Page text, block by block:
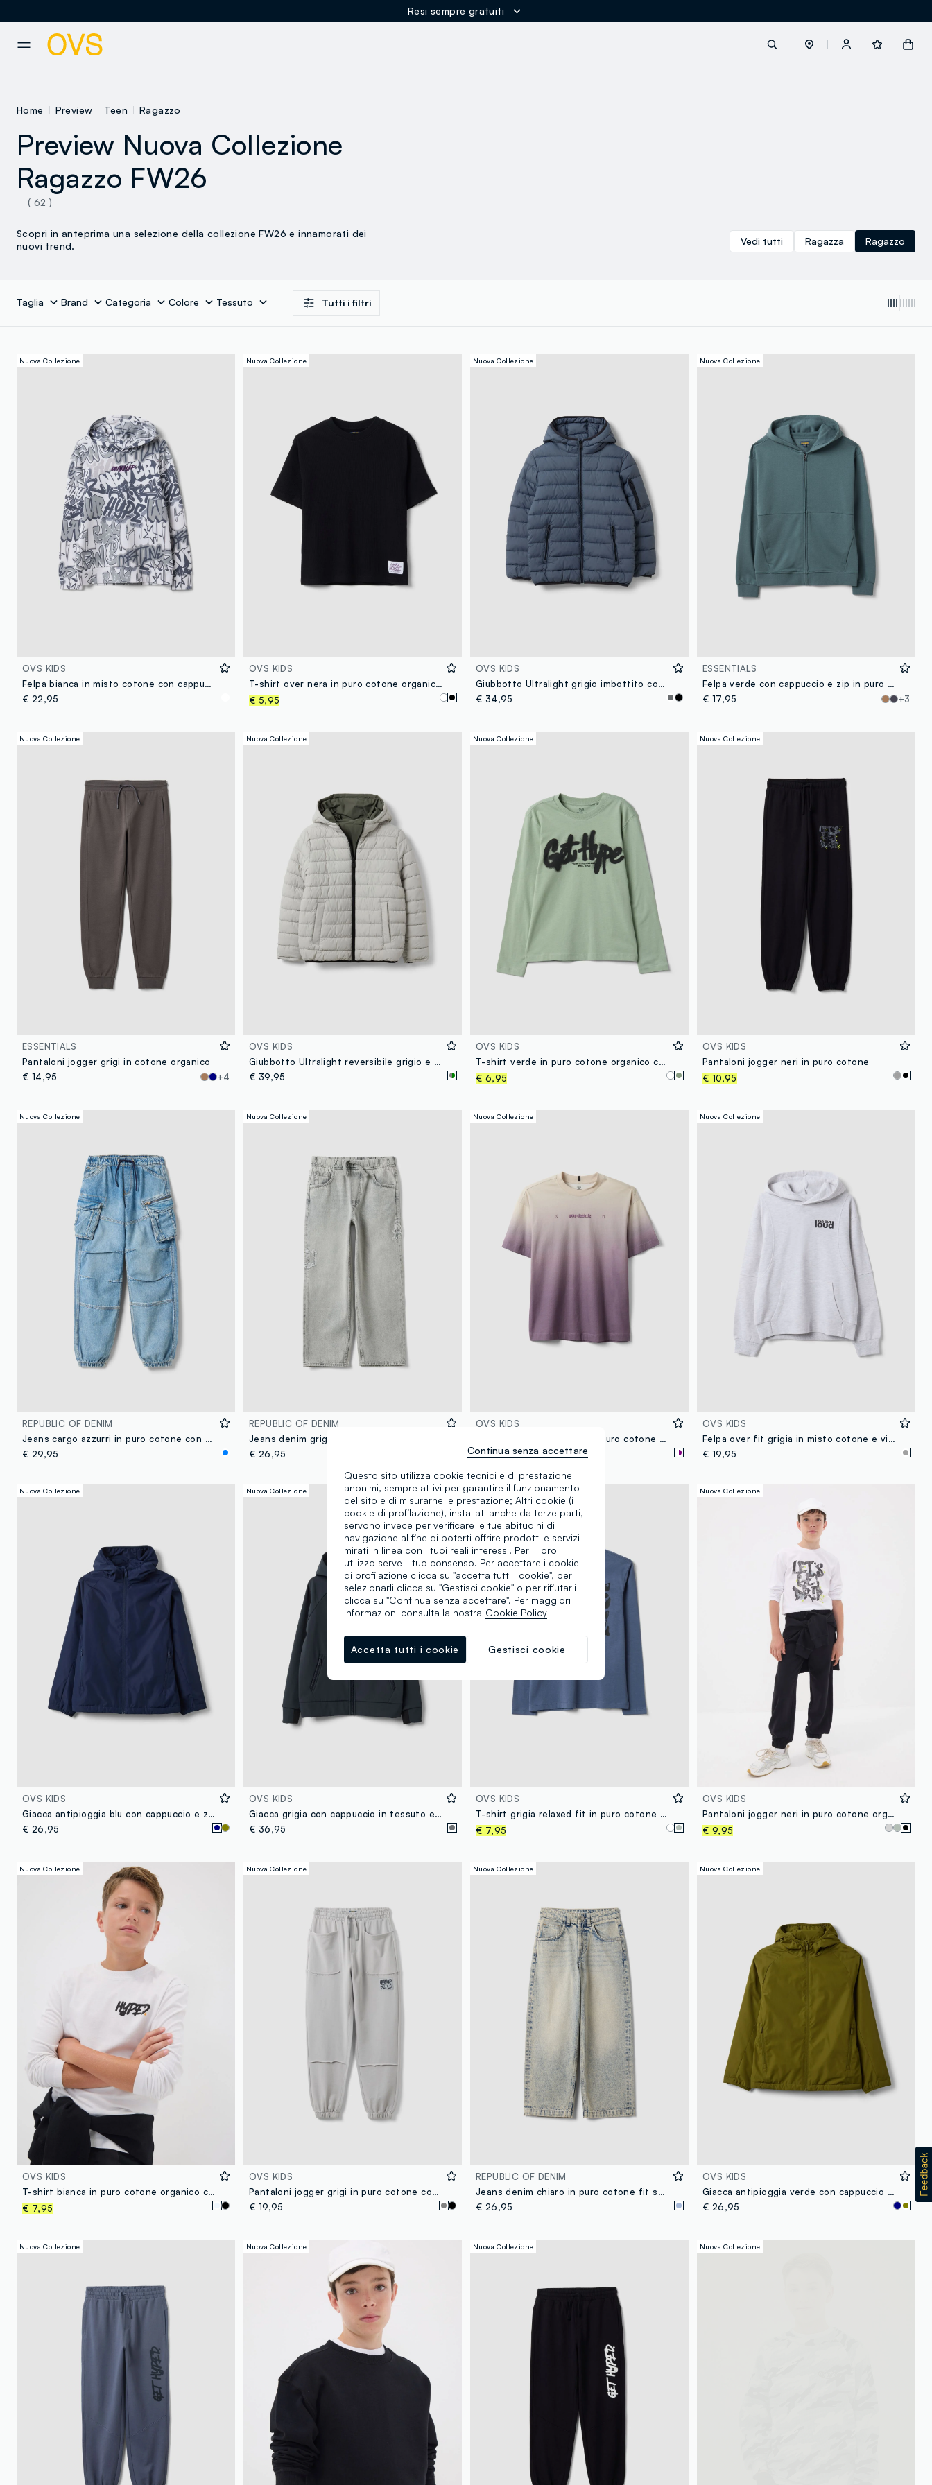
Resi sempre gratuiti
Home Preview Teen Ragazzo
Preview Nuova Collezione
Ragazzo FW26
( 62 )
Scopri in anteprima una selezione della collezione FW26 e innamorati dei
nuovi trend.
Vedi tutti Ragazza Ragazzo
Taglia Brand Categoria Colore Tessuto Tutti i filtri
Nuova Collezione
OVS KIDS
Felpa bianca in misto cotone con cappuccio e graffiti all over per ragazzo
€ 22,95
Nuova Collezione
OVS KIDS
T-shirt over nera in puro cotone organico con texture nido d'ape per ragazzo
€ 5,95
Nuova Collezione
OVS KIDS
Giubbotto Ultralight grigio imbottito con cappuccio e zip per ragazzo
€ 34,95
Nuova Collezione
ESSENTIALS
Felpa verde con cappuccio e zip in puro cotone organico per ragazzo relaxed fit
€ 17,95
+3
Nuova Collezione
ESSENTIALS
Pantaloni jogger grigi in cotone organico
€ 14,95
+4
Nuova Collezione
OVS KIDS
Giubbotto Ultralight reversibile grigio e verde imbottito con cappuccio
€ 39,95
Nuova Collezione
OVS KIDS
T-shirt verde in puro cotone organico con stampa "Get Hype" per ragazzo
€ 6,95
Nuova Collezione
OVS KIDS
Pantaloni jogger neri in puro cotone
€ 10,95
Nuova Collezione
REPUBLIC OF DENIM
Jeans cargo azzurri in puro cotone con vita elasticizzata relaxed fit
€ 29,95
Nuova Collezione
REPUBLIC OF DENIM
€ 26,95
Nuova Collezione
OVS KIDS
T-shirt over fit sfumata in puro cotone per ragazzo
€ 14,95
Nuova Collezione
OVS KIDS
Felpa over fit grigia in misto cotone e viscosa con cappuccio per ragazzo
€ 19,95
Nuova Collezione
OVS KIDS
Giacca antipioggia blu con cappuccio e zip per ragazzo
€ 26,95
Nuova Collezione
OVS KIDS
Giacca grigia con cappuccio in tessuto elasticizzato per ragazzo
€ 36,95
Nuova Collezione
OVS KIDS
T-shirt grigia relaxed fit in puro cotone organico per ragazzo
€ 7,95
Nuova Collezione
OVS KIDS
Pantaloni jogger neri in puro cotone organico per ragazzo relaxed fit
€ 9,95
Nuova Collezione
OVS KIDS
T-shirt bianca in puro cotone organico con stampa "Hyped" per ragazzo
€ 7,95
Nuova Collezione
OVS KIDS
Pantaloni jogger grigi in puro cotone con grafica "Way Up" per ragazzo
€ 19,95
Nuova Collezione
REPUBLIC OF DENIM
Jeans denim chiaro in puro cotone fit skater per ragazzo
€ 26,95
Nuova Collezione
OVS KIDS
Giacca antipioggia verde con cappuccio e zip per ragazzo
€ 26,95
Nuova Collezione Nuova Collezione Nuova Collezione Nuova Collezione
Questo sito utilizza cookie tecnici e di prestazione
anonimi, sempre attivi per garantire il funzionamento
del sito e di misurarne le prestazione; Altri cookie (i
cookie di profilazione), installati anche da terze parti,
servono invece per verificare le tue abitudini di
navigazione al fine di poterti offrire prodotti e servizi
mirati in linea con i tuoi reali interessi. Per il loro
utilizzo serve il tuo consenso. Per accettare i cookie
di profilazione clicca su "accetta tutti i cookie", per
selezionarli clicca su "Gestisci cookie" o per rifiutarli
clicca su "Continua senza accettare". Per maggiori
informazioni consulta la nostra Cookie Policy
Gestisci cookie
Accetta tutti i cookie
Continua senza accettare